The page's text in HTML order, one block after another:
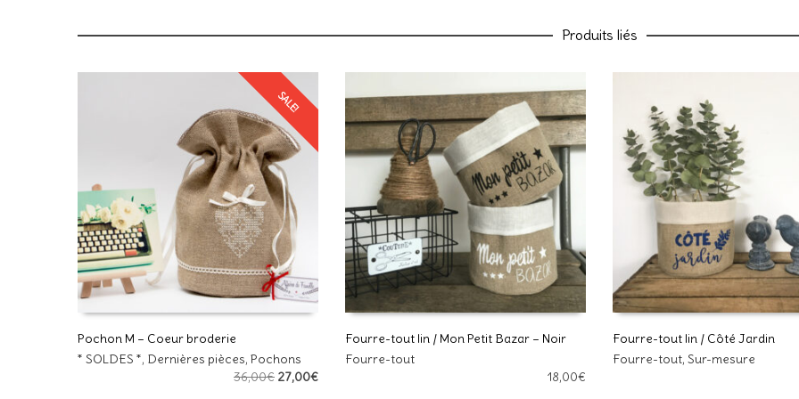
E-mail
Enregistrer mon nom, mon e-
commentaire.
Produits liés
SALE!
AJOUTER AU PANIER
Pochon M – Coeur broderie
* SOLDES *, Dernières pièces, Pochons
36,00€ Le
27,00€Le
AJOUTER AU PANIER
Fourre-tout lin / Mon Petit Bazar – Noir
Fourre-tout
18,00€
CHOIX DES OPTIONS
Ce
Fourre-tout lin / Côté Jardin
Fourre-tout, Sur-mesure